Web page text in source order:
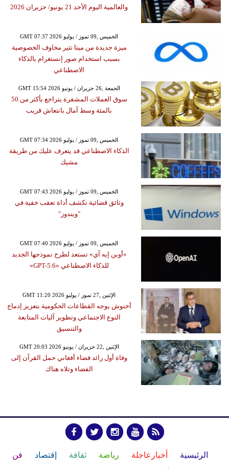
والعالمية اليوم الأحد 21 يونيو/ حزيران 2026
GMT 07:37 2026 الخميس ,09 تموز / يوليو
ميزة جديدة من ميتا تثير مخاوف الخصوصية
بسبب استخدام صور إنستغرام بالذكاء
الاصطناعي
GMT 15:54 2026 الجمعة ,26 حزيران / يونيو
سوق العملات المشفرة يتراجع بأكثر من 50
بالمئة وسط آمال بانتعاش قريب
GMT 07:34 2026 الخميس ,09 تموز / يوليو
الذكاء الاصطناعي قد يتعرف عليك من طريقة
مشيك
GMT 07:43 2026 الخميس ,09 تموز / يوليو
وثائق قضائية تكشف أداة تعقب خفية في
"ويندوز"
GMT 07:40 2026 الخميس ,09 تموز / يوليو
«أوبن إيه آي» تستعد لطرح نموذجها الجديد
للذكاء الاصطناعي «GPT-5.6»
GMT 11:20 2026 الإثنين ,27 تموز / يوليو
أخنوش يوجه القطاعات الحكومية بتعزيز إدماج
النوع الاجتماعي وتطوير آليات المتابعة
والتنسيق
GMT 20:03 2026 الإثنين ,22 حزيران / يونيو
وفاة أول رائد فضاء أفغاني حمل القرآن إلى
الفضاء وتلاه هناك
الرئيسية أخبارعاجلة رياضة ثقافة إقتصاد فن